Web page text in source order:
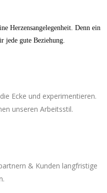
Herzensangelegenheit. Denn ein
jede gute Beziehung.
Ecke und experimentieren.
unseren Arbeitsstil.
& Kunden langfristige